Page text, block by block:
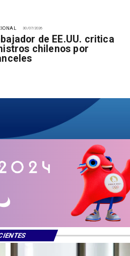
30/07/2026
de EE.UU. critica
chilenos por